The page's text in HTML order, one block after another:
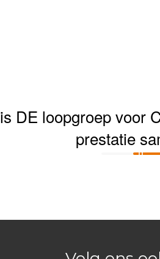
DE loopgroep voor
prestatie